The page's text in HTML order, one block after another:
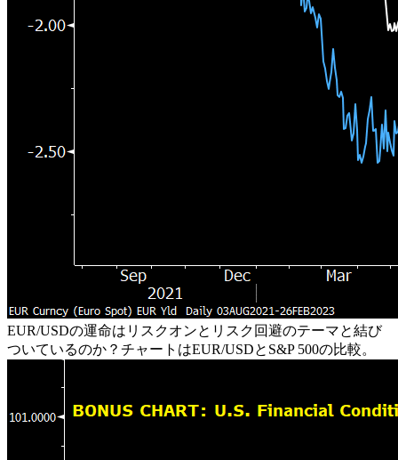
EUR/USDの運命はリスクオンとリスク回避のテーマと結び
ついているのか？チャートはEUR/USDとS&P 500の比較。